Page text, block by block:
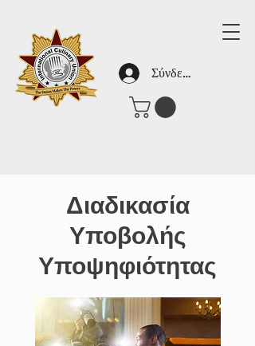
Σύνδεση
Διαδικασία
Υποβολής
Υποψηφιότητας